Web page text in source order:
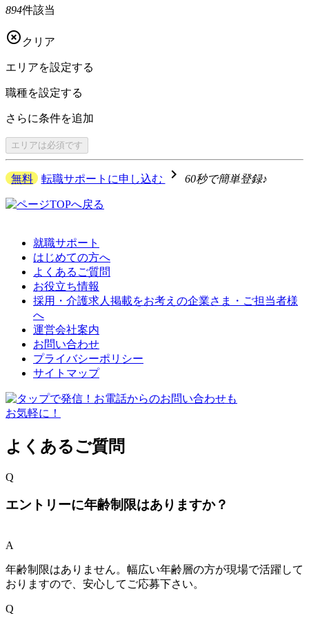
894件該当
 クリア
エリアを設定する
職種を設定する
さらに条件を追加
エリアは必須です
無料 転職サポートに申し込む navigate_next 60秒で簡単登録♪
就職サポート
はじめての方へ
よくあるご質問
お役立ち情報
採用・介護求人掲載をお考えの企業さま・ご担当者様
へ
運営会社案内
お問い合わせ
プライバシーポリシー
サイトマップ
よくあるご質問
Q
エントリーに年齢制限はありますか？
A
年齢制限はありません。幅広い年齢層の方が現場で活躍して
おりますので、安心してご応募下さい。
Q